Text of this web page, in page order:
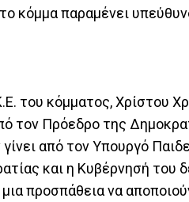
κόμμα παραμένει
του κόμματος, Χρίστου
τον Πρόεδρο της
από τον Υπουργό
και η Κυβέρνησή του
προσπάθεια να